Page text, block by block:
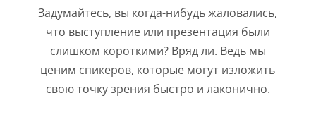
Задумайтесь, вы когда-нибудь жаловались,
что выступление или презентация были
слишком короткими? Вряд ли. Ведь мы
ценим спикеров, которые могут изложить
свою точку зрения быстро и лаконично.